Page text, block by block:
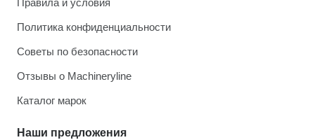
Правила и условия
Политика конфиденциальности
Советы по безопасности
Отзывы о Machineryline
Каталог марок
Наши предложения